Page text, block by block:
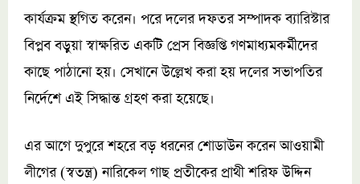
কার্যক্রম স্থগিত করেন। পরে দলের দফতর সম্পাদক ব্যারিস্টার
বিপ্লব বড়ুয়া স্বাক্ষরিত একটি প্রেস বিজ্ঞপ্তি গণমাধ্যমকর্মীদের
কাছে পাঠানো হয়। সেখানে উল্লেখ করা হয় দলের সভাপতির
নির্দেশে এই সিদ্ধান্ত গ্রহণ করা হয়েছে।
এর আগে দুপুরে শহরে বড় ধরনের শোডাউন করেন আওয়ামী
লীগের (স্বতন্ত্র) নারিকেল গাছ প্রতীকের প্রাথী শরিফ উদ্দিন